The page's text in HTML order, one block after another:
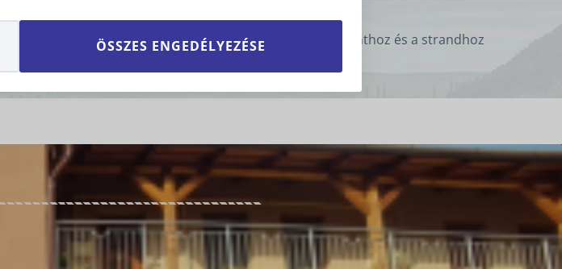
ÖSSZES ENGEDÉLYEZÉSE
fedett terasszal, gyermekmedencével közel a központhoz és a strandhoz